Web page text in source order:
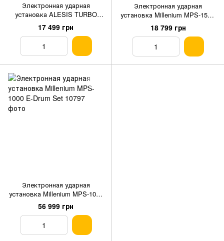
Электронная ударная
установка ALESIS TURBO
MESH KIT
17 499 грн
Электронная ударная
установка Millenium MPS-150X
E-Drum Mesh Set
18 799 грн
Электронная ударная
установка Millenium MPS-1000
E-Drum Set
56 999 грн